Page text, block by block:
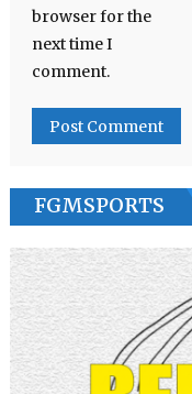
browser for the
next time I
comment.
FGMSPORTS